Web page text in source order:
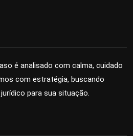
é analisado com calma, cuidado
com estratégia, buscando
para sua situação.